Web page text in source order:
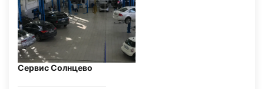
Сервис Солнцево